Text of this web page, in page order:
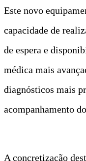
Este novo
capacidade de
de espera e
médica mais
diagnósticos mais
acompanhamento
A concretização